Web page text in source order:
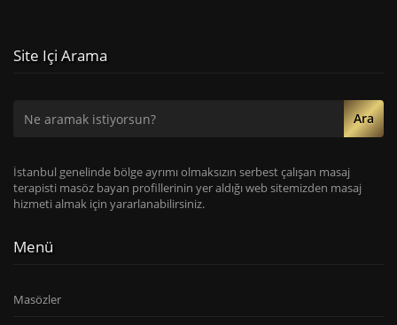
Site Içi Arama
Ara
İstanbul genelinde bölge ayrımı olmaksızın serbest çalışan masaj
terapisti masöz bayan profillerinin yer aldığı web sitemizden masaj
hizmeti almak için yararlanabilirsiniz.
Menü
Masözler